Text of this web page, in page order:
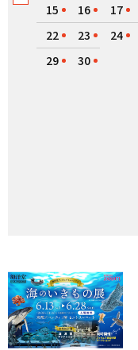
15
16 17
22
23 24
29
30